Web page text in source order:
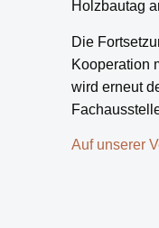
Holzbautag
Die
Kooperation
wird erneut
Auf unserer